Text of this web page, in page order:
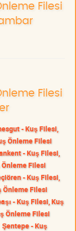
Filesi
Filesi
- Kuş Filesi,
Önleme Filesi
- Kuş Filesi,
Filesi
- Kuş Filesi,
Önleme Filesi
- Kuş Filesi, Kuş
Önleme Filesi
Şentepe - Kuş